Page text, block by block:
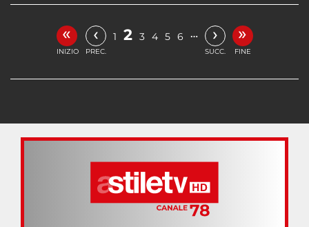
«
INIZIO
‹
PREC.
1 2 3 4 5 6 … ›
SUCC.
»
FINE